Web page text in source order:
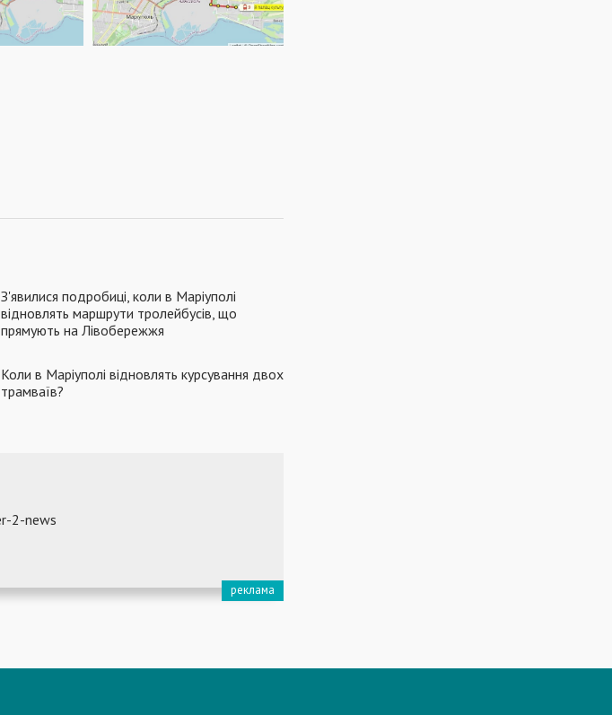
З'явилися подробиці, коли в Маріуполі
відновлять маршрути тролейбусів, що
прямують на Лівобережжя
Коли в Маріуполі відновлять курсування двох
трамваїв?